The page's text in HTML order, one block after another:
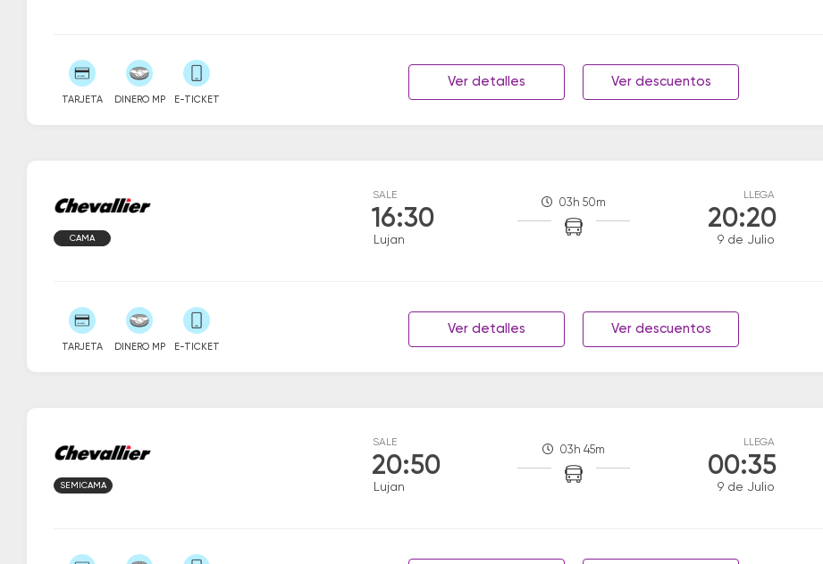
TARJETA DINERO MP E-TICKET
Ver detalles Ver descuentos
SALE
16:30
Lujan
03h 50m
LLEGA
20:20
9 de Julio
CAMA
TARJETA DINERO MP E-TICKET
Ver detalles Ver descuentos
SALE
20:50
Lujan
03h 45m
LLEGA
00:35
9 de Julio
SEMICAMA